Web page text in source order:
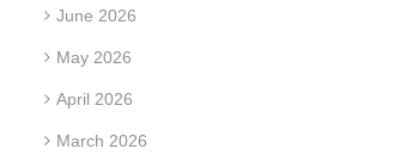
June 2026
May 2026
April 2026
March 2026